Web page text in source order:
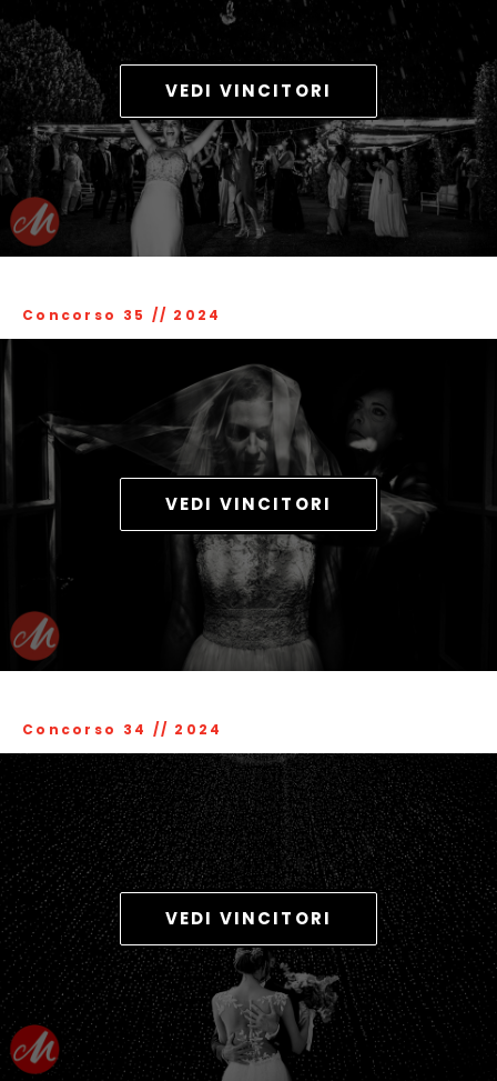
VEDI VINCITORI
Concorso 35 // 2024
VEDI VINCITORI
Concorso 34 // 2024
VEDI VINCITORI